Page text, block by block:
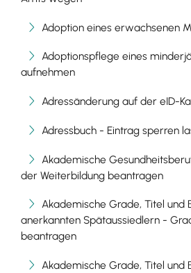
Adoption eines erwachsenen
Adoptionspflege eines
aufnehmen
Adressänderung auf der eID-
Adressbuch - Eintrag sperren
Akademische
der Weiterbildung beantragen
Akademische Grade, Titel und
anerkannten Spätaussiedlern -
beantragen
Akademische Grade, Titel und